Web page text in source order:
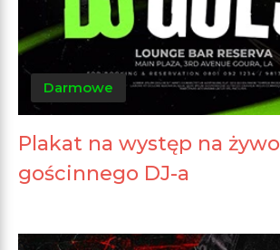
Darmowe
Plakat na występ na żywo
gościnnego DJ-a